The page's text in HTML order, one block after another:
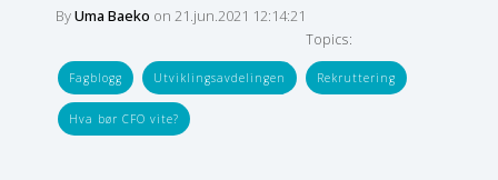
ByUma Baeko on 21.jun.2021 12:14:21
Topics:
Fagblogg Utviklingsavdelingen Rekruttering
Hva bør CFO vite?